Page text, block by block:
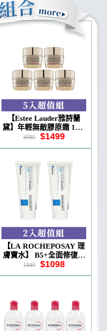
【Estee Lauder雅詩蘭
黛】年輕無敵膠原霜 15m
l (5入組)
4980 $1499
【LA ROCHEPOSAY 理
膚寶水】 B5+全面修復霜
100ml 2入組
1840 $1098